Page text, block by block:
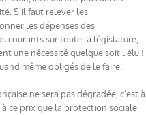
S’il faut relever les
les dépenses des
courants sur toute la législature,
une nécessité quelque soit l’élu !
même obligés de le faire.
ne sera pas dégradée, c’est à
à ce prix que la protection sociale